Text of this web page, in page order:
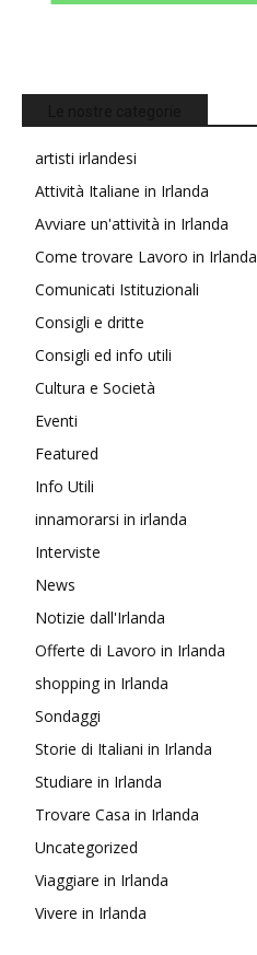
artisti irlandesi
Attività Italiane in Irlanda
Avviare un'attività in Irlanda
Come trovare Lavoro in Irlanda
Comunicati Istituzionali
Consigli e dritte
Consigli ed info utili
Cultura e Società
Eventi
Featured
Info Utili
innamorarsi in irlanda
Interviste
News
Notizie dall'Irlanda
Offerte di Lavoro in Irlanda
shopping in Irlanda
Sondaggi
Storie di Italiani in Irlanda
Studiare in Irlanda
Trovare Casa in Irlanda
Uncategorized
Viaggiare in Irlanda
Vivere in Irlanda